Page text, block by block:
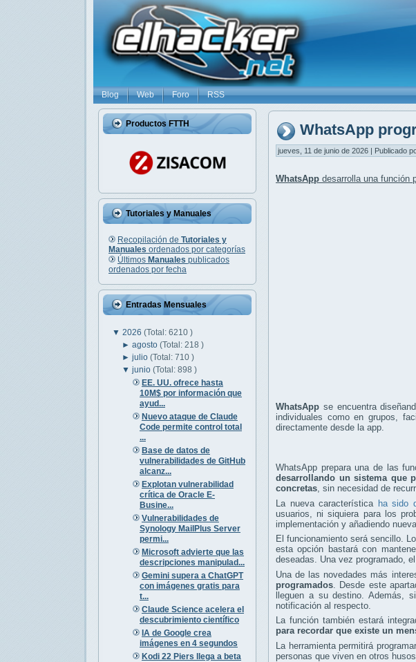
Blog Web Foro RSS
Productos FTTH
Tutoriales y Manuales
Recopilación de Tutoriales y
Manuales ordenados por categorías
Últimos Manuales publicados
ordenados por fecha
Entradas Mensuales
▼ 2026 (Total: 6210 )
►agosto(Total: 218 )
►julio(Total: 710 )
▼junio(Total: 898 )
EE. UU. ofrece hasta
10M$ por información que
ayud...
Nuevo ataque de Claude
Code permite control total
...
Base de datos de
vulnerabilidades de GitHub
alcanz...
Explotan vulnerabilidad
crítica de Oracle E-
Busine...
Vulnerabilidades de
Synology MailPlus Server
permi...
Microsoft advierte que las
descripciones manipulad...
Gemini supera a ChatGPT
con imágenes gratis para
t...
Claude Science acelera el
descubrimiento científico
IA de Google crea
imágenes en 4 segundos
Kodi 22 Piers llega a beta
WhatsApp
jueves, 11 de junio de 2026 | Publicado
WhatsApp desarrolla una función
WhatsApp se encuentra
individuales como en grupos,
directamente desde la app.
WhatsApp prepara una de las
desarrollando un sistema que
concretas, sin necesidad de
La nueva característica ha sido
usuarios, ni siquiera para los
implementación y añadiendo
El funcionamiento será sencillo.
esta opción bastará con
deseadas. Una vez programado,
Una de las novedades más
programados . Desde este
lleguen a su destino. Además,
notificación al respecto.
La función también estará
para recordar que existe un
La herramienta permitirá
personas que viven en otros husos